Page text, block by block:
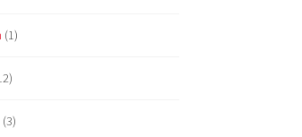
(1)
(3)